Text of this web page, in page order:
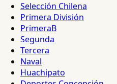
Selección Chilena
Primera División
PrimeraB
Segunda
Tercera
Naval
Huachipato